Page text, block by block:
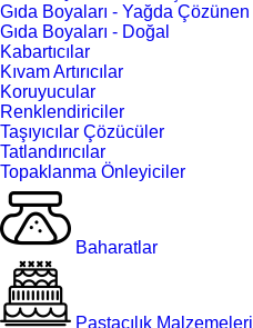
Gıda Boyaları - Yağda Çözünen
Gıda Boyaları - Doğal
Kabartıcılar
Kıvam Artırıcılar
Koruyucular
Renklendiriciler
Taşıyıcılar Çözücüler
Tatlandırıcılar
Topaklanma Önleyiciler
Baharatlar
Pastacılık Malzemeleri